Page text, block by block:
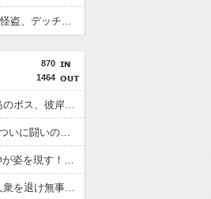
『名探偵プリキュア！』28話感想 新たな怪盗、デッチ・アゲイン登場
870
1464
【彼岸島48日後…】491話感想 現彼岸島のボス、彼岸王子が登場！
【TOUGH2】36話感想 キー坊vsラン、ついに闘いのゴングが鳴る！
【キン肉マン】540話感想 ついに刻の神が姿を現す！そしてピノという謎の女超人？も登場
【彼岸島48日後…】490話感想 鬼面三人衆を退け無事都外へ進出成功！給水車破壊作戦へ